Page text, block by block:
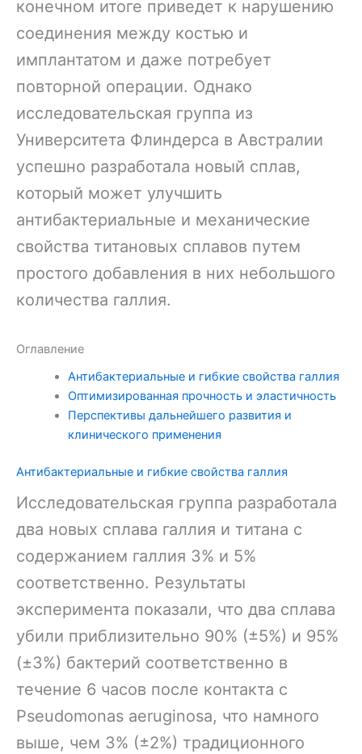
конечном итоге приведет к нарушению
соединения между костью и
имплантатом и даже потребует
повторной операции. Однако
исследовательская группа из
Университета Флиндерса в Австралии
успешно разработала новый сплав,
который может улучшить
антибактериальные и механические
свойства титановых сплавов путем
простого добавления в них небольшого
количества галлия.
Оглавление
Антибактериальные и гибкие свойства галлия
Оптимизированная прочность и эластичность
Перспективы дальнейшего развития и
клинического применения
Антибактериальные и гибкие свойства галлия
Исследовательская группа разработала
два новых сплава галлия и титана с
содержанием галлия 3% и 5%
соответственно. Результаты
эксперимента показали, что два сплава
убили приблизительно 90% (±5%) и 95%
(±3%) бактерий соответственно в
течение 6 часов после контакта с
Pseudomonas aeruginosa, что намного
выше, чем 3% (±2%) традиционного